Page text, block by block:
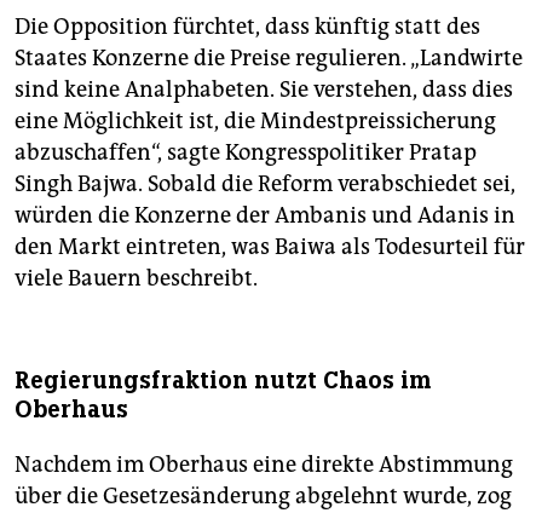
Die Opposition fürchtet, dass künftig statt des
Staates Konzerne die Preise regulieren. „Landwirte
sind keine Analphabeten. Sie verstehen, dass dies
eine Möglichkeit ist, die Mindestpreissicherung
abzuschaffen“, sagte Kongresspolitiker Pratap
Singh Bajwa. Sobald die Reform verabschiedet sei,
würden die Konzerne der Ambanis und Adanis in
den Markt eintreten, was Baiwa als Todesurteil für
viele Bauern beschreibt.
Regierungsfraktion nutzt Chaos im
Oberhaus
Nachdem im Oberhaus eine direkte Abstimmung
über die Gesetzesänderung abgelehnt wurde, zog